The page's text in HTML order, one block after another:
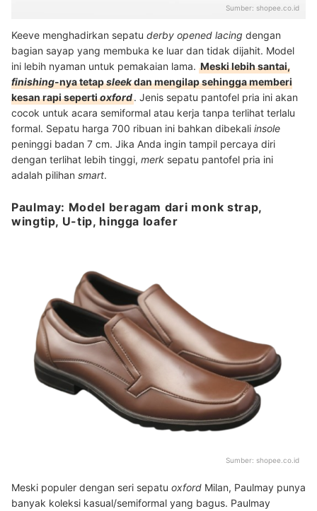
Sumber: shopee.co.id
Keeve menghadirkan sepatu derby opened lacing dengan
bagian sayap yang membuka ke luar dan tidak dijahit. Model
ini lebih nyaman untuk pemakaian lama. Meski lebih santai,
finishing-nya tetapsleekdan mengilap sehingga memberi
kesan rapi sepertioxford. Jenis sepatu pantofel pria ini akan
cocok untuk acara semiformal atau kerja tanpa terlihat terlalu
formal. Sepatu harga 700 ribuan ini bahkan dibekali insole
peninggi badan 7 cm. Jika Anda ingin tampil percaya diri
dengan terlihat lebih tinggi, merk sepatu pantofel pria ini
adalah pilihan smart.
Paulmay: Model beragam dari monk strap,
wingtip, U-tip, hingga loafer
Sumber: shopee.co.id
Meski populer dengan seri sepatu oxford Milan, Paulmay punya
banyak koleksi kasual/semiformal yang bagus. Paulmay